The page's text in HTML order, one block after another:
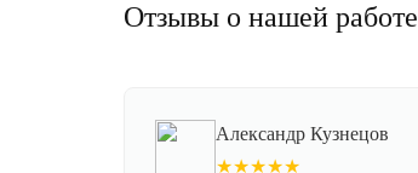
Отзывы о нашей работе
Александр Кузнецов
★★★★★